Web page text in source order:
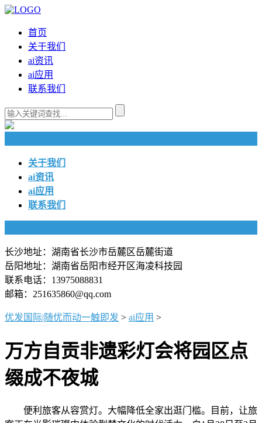
首页
关于我们
ai资讯
ai应用
联系我们
关于我们
ai资讯
ai应用
联系我们
长沙地址：湖南省长沙市岳麓区岳麓街道
岳阳地址：湖南省岳阳市经开区海凌科技园
联系电话：13975088831
邮箱：251635860@qq.com
优发国际|随优而动一触即发 > ai应用 >
万方自贡非遗彩灯会将园区点
缀成不夜城
便利旅客从容赏灯。大幅降低全家出逛门槛。目前，让旅